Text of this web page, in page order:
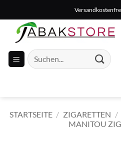
Inhalt
springen
Suche
nach:
STARTSEITE / ZIGARETTEN /
MANITOU